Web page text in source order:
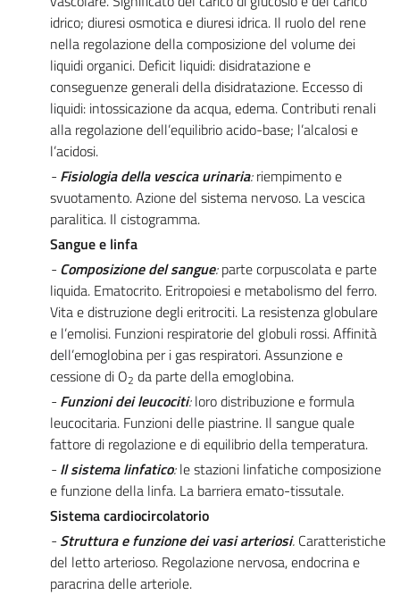
idrico; diuresi osmotica e diuresi idrica. Il ruolo del rene
nella regolazione della composizione del volume dei
liquidi organici. Deficit liquidi: disidratazione e
conseguenze generali della disidratazione. Eccesso di
liquidi: intossicazione da acqua, edema. Contributi renali
alla regolazione dell’equilibrio acido-base; l’alcalosi e
l’acidosi.
- Fisiologia della vescica urinaria:riempimento e
svuotamento. Azione del sistema nervoso. La vescica
paralitica. Il cistogramma.
Sangue e linfa
- Composizione del sangue:parte corpuscolata e parte
liquida. Ematocrito. Eritropoiesi e metabolismo del ferro.
Vita e distruzione degli eritrociti. La resistenza globulare
e l’emolisi. Funzioni respiratorie del globuli rossi. Affinità
dell’emoglobina per i gas respiratori. Assunzione e
cessione di O2 da parte della emoglobina.
- Funzioni dei leucociti:loro distribuzione e formula
leucocitaria. Funzioni delle piastrine. Il sangue quale
fattore di regolazione e di equilibrio della temperatura.
- Il sistema linfatico:le stazioni linfatiche composizione
e funzione della linfa. La barriera emato-tissutale.
Sistema cardiocircolatorio
- Struttura e funzione dei vasi arteriosi. Caratteristiche
del letto arterioso. Regolazione nervosa, endocrina e
paracrina delle arteriole.